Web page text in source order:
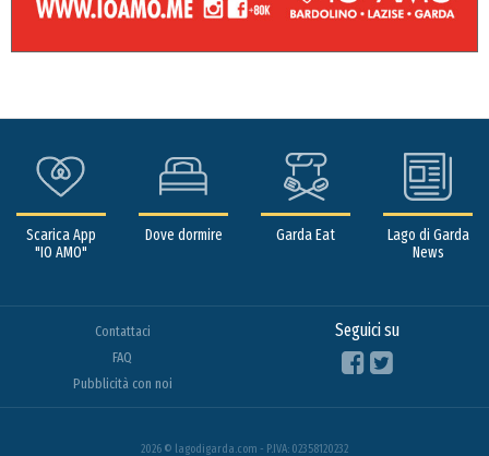
Scarica App
"IO AMO"
Dove dormire Garda Eat
Lago di Garda
News
Contattaci
FAQ
Pubblicità con noi
Seguici su
2026 © lagodigarda.com - P.IVA: 02358120232